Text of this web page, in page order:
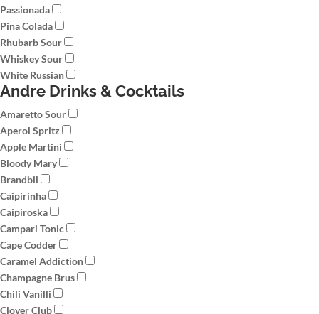
Passionada
Pina Colada
Rhubarb Sour
Whiskey Sour
White Russian
Andre Drinks & Cocktails
Amaretto Sour
Aperol Spritz
Apple Martini
Bloody Mary
Brandbil
Caipirinha
Caipiroska
Campari Tonic
Cape Codder
Caramel Addiction
Champagne Brus
Chili Vanilli
Clover Club